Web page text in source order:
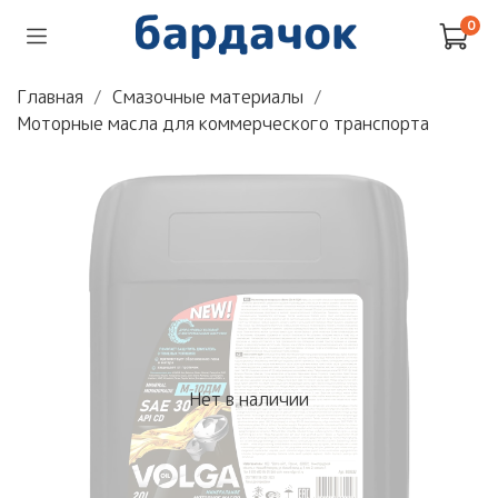
0
Главная
Смазочные материалы
Моторные масла для коммерческого транспорта
Нет в наличии